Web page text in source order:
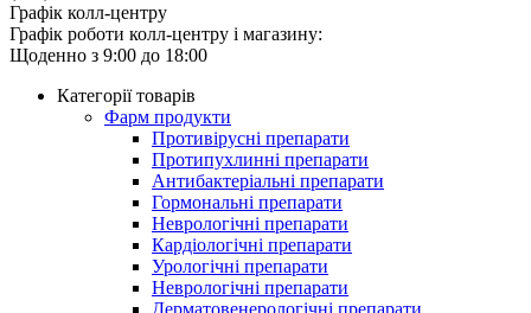
Графік колл-центру
Графік роботи колл-центру і магазину:
Щоденно з 9:00 до 18:00
Категорії товарів
Фарм продукти
Противірусні препарати
Протипухлинні препарати
Антибактеріальні препарати
Гормональні препарати
Неврологічні препарати
Кардіологічні препарати
Урологічні препарати
Неврологічні препарати
Дерматовенерологічні препарати